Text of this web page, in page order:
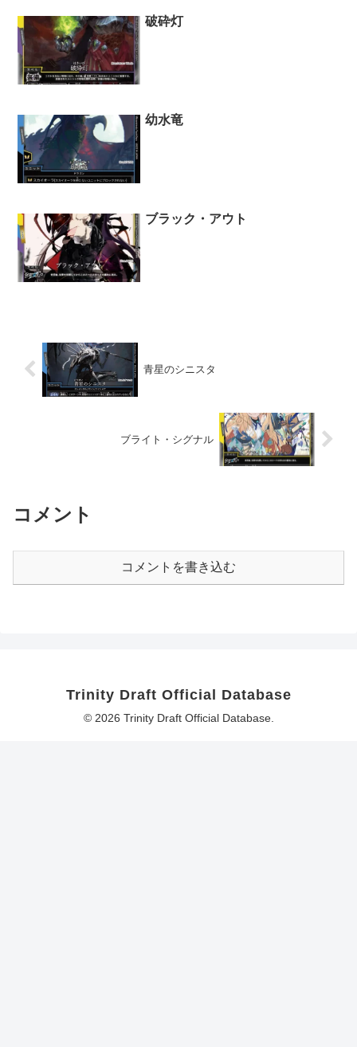
破砕灯
幼水竜
ブラック・アウト
青星のシニスタ
ブライト・シグナル
コメント
コメントを書き込む
Trinity Draft Official Database
© 2026 Trinity Draft Official Database.